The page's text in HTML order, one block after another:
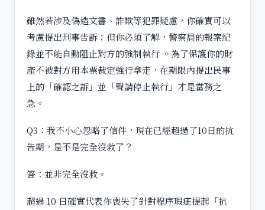
雖然若涉及偽造文書、詐欺等犯罪疑慮，你確實可以
考慮提出刑事告訴；但你必須了解，警察局的報案紀
錄並不能自動阻止對方的強制執行 。為了保護你的財
產不被對方用本票裁定強行拿走，在期限內提出民事
上的「確認之訴」並「聲請停止執行」才是當務之
急。
Q3：我不小心忽略了信件，現在已經超過了10日的抗
告期，是不是完全沒救了？
答：並非完全沒救。
超過 10 日確實代表你喪失了針對程序瑕疵提起「抗